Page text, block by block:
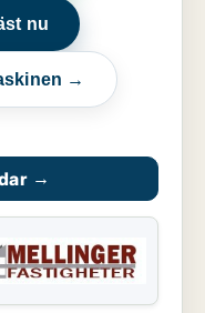
nu
→
→